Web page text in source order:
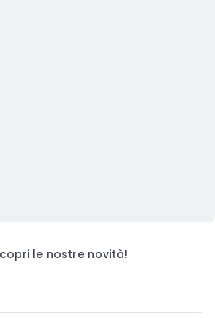
le nostre novità!